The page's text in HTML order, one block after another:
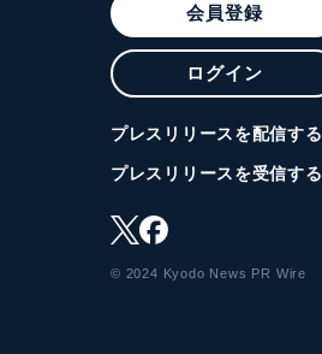
会員登録
ログイン
プレスリリースを配信する
プレスリリースを受信する
© 2024 Kyodo News PR Wire